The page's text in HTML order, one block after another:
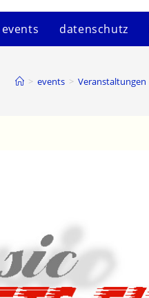
events datenschutz
> events > Veranstaltungen